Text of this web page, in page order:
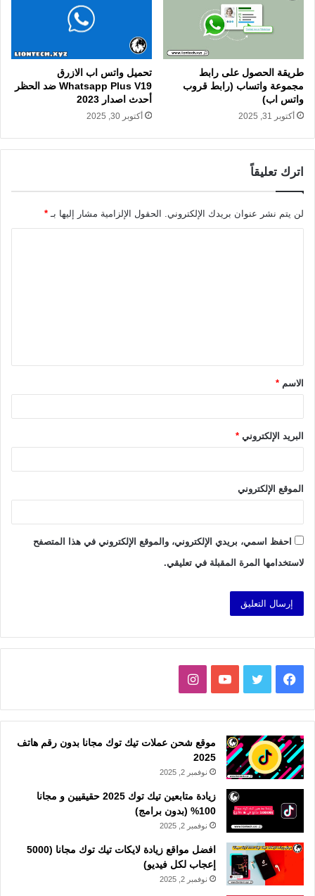
طريقة الحصول على رابط
مجموعة واتساب (رابط قروب
واتس اب)
أكتوبر 31, 2025
تحميل واتس اب الازرق
Whatsapp Plus V19 ضد الحظر
أحدث اصدار 2023
أكتوبر 30, 2025
اترك تعليقاً
لن يتم نشر عنوان بريدك الإلكتروني. الحقول الإلزامية مشار إليها بـ *
ق
*الاسم *
البريد الإلكتروني *
الموقع الإلكتروني
احفظ اسمي، بريدي الإلكتروني، والموقع الإلكتروني في هذا المتصفح
لاستخدامها المرة المقبلة في تعليقي.
فيسبوك تويتر يوتيوبانستقرام
موقع شحن عملات تيك توك مجانا بدون رقم هاتف
2025
نوفمبر 2, 2025
زيادة متابعين تيك توك 2025 حقيقيين و مجانا
100% (بدون برامج)
نوفمبر 2, 2025
افضل مواقع زيادة لايكات تيك توك مجانا (5000
إعجاب لكل فيديو)
نوفمبر 2, 2025